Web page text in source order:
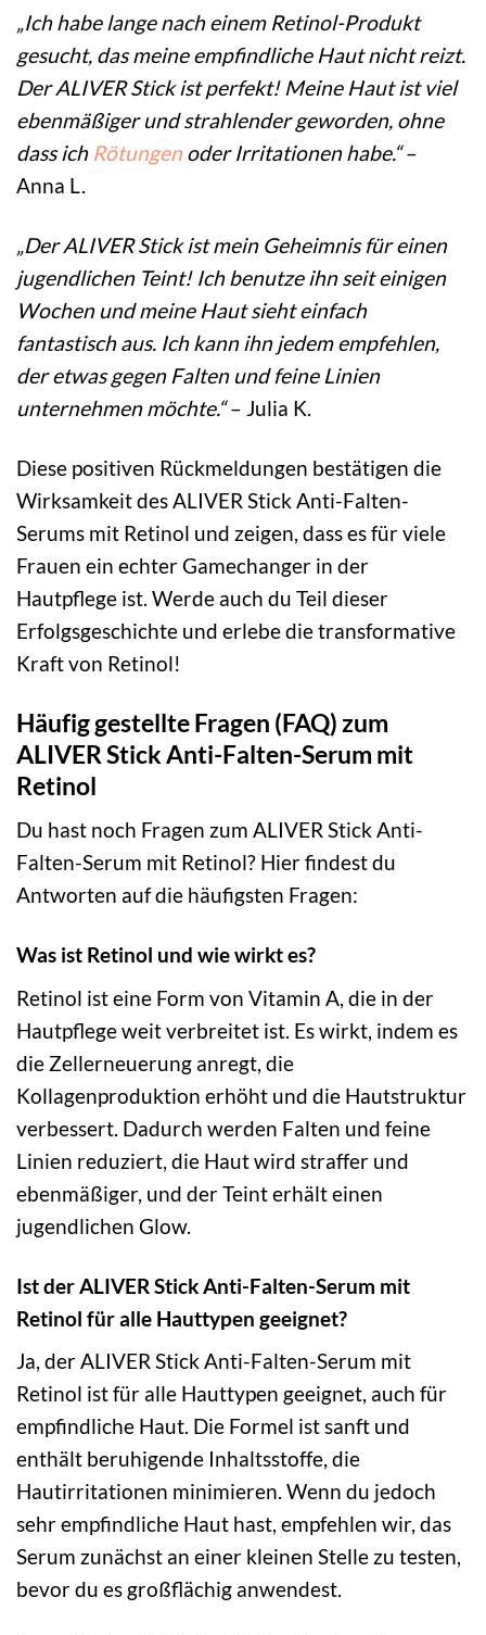
„Ich habe lange nach einem Retinol-Produkt
gesucht, das meine empfindliche Haut nicht reizt.
Der ALIVER Stick ist perfekt! Meine Haut ist viel
ebenmäßiger und strahlender geworden, ohne
dass ich Rötungen oder Irritationen habe.“–
Anna L.
„Der ALIVER Stick ist mein Geheimnis für einen
jugendlichen Teint! Ich benutze ihn seit einigen
Wochen und meine Haut sieht einfach
fantastisch aus. Ich kann ihn jedem empfehlen,
der etwas gegen Falten und feine Linien
unternehmen möchte.“– Julia K.
Diese positiven Rückmeldungen bestätigen die
Wirksamkeit des ALIVER Stick Anti-Falten-
Serums mit Retinol und zeigen, dass es für viele
Frauen ein echter Gamechanger in der
Hautpflege ist. Werde auch du Teil dieser
Erfolgsgeschichte und erlebe die transformative
Kraft von Retinol!
Häufig gestellte Fragen (FAQ) zum
ALIVER Stick Anti-Falten-Serum mit
Retinol
Du hast noch Fragen zum ALIVER Stick Anti-
Falten-Serum mit Retinol? Hier findest du
Antworten auf die häufigsten Fragen:
Was ist Retinol und wie wirkt es?
Retinol ist eine Form von Vitamin A, die in der
Hautpflege weit verbreitet ist. Es wirkt, indem es
die Zellerneuerung anregt, die
Kollagenproduktion erhöht und die Hautstruktur
verbessert. Dadurch werden Falten und feine
Linien reduziert, die Haut wird straffer und
ebenmäßiger, und der Teint erhält einen
jugendlichen Glow.
Ist der ALIVER Stick Anti-Falten-Serum mit
Retinol für alle Hauttypen geeignet?
Ja, der ALIVER Stick Anti-Falten-Serum mit
Retinol ist für alle Hauttypen geeignet, auch für
empfindliche Haut. Die Formel ist sanft und
enthält beruhigende Inhaltsstoffe, die
Hautirritationen minimieren. Wenn du jedoch
sehr empfindliche Haut hast, empfehlen wir, das
Serum zunächst an einer kleinen Stelle zu testen,
bevor du es großflächig anwendest.